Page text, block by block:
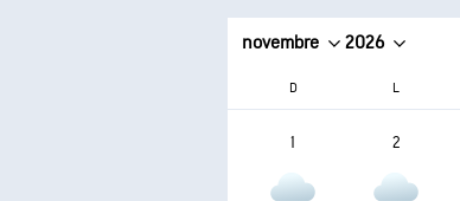
novembre 2026
D L
1 2